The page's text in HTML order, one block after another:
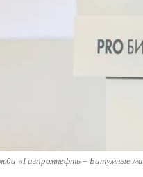
«Газпромнефть – Битумные